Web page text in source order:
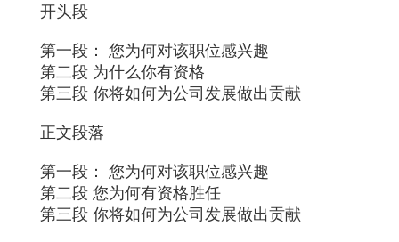
开头段
第一段： 您为何对该职位感兴趣
第二段 为什么你有资格
第三段 你将如何为公司发展做出贡献
正文段落
第一段： 您为何对该职位感兴趣
第二段 您为何有资格胜任
第三段 你将如何为公司发展做出贡献